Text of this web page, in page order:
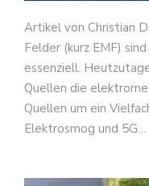
Artikel von Christian
Felder (kurz EMF)
essenziell.
Quellen die
Quellen um ein
Elektrosmog und 5G…